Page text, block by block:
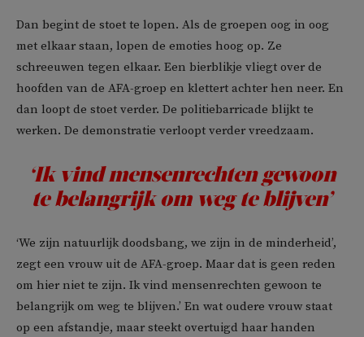
Dan begint de stoet te lopen. Als de groepen oog in oog
met elkaar staan, lopen de emoties hoog op. Ze
schreeuwen tegen elkaar. Een bierblikje vliegt over de
hoofden van de AFA-groep en klettert achter hen neer. En
dan loopt de stoet verder. De politiebarricade blijkt te
werken. De demonstratie verloopt verder vreedzaam.
‘Ik vind mensenrechten gewoon
te belangrijk om weg te blijven’
‘We zijn natuurlijk doodsbang, we zijn in de minderheid’,
zegt een vrouw uit de AFA-groep. Maar dat is geen reden
om hier niet te zijn. Ik vind mensenrechten gewoon te
belangrijk om weg te blijven.’ En wat oudere vrouw staat
op een afstandje, maar steekt overtuigd haar handen